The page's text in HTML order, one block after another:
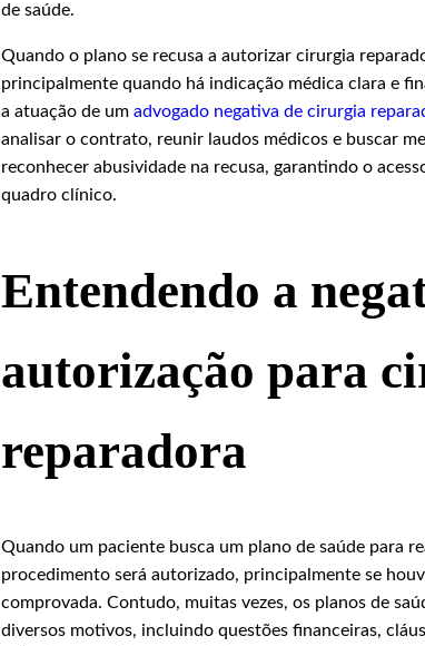
de saúde.
Quando o plano se recusa a autorizar cirurgia
principalmente quando há indicação médica clara e
a atuação de umadvogado negativa de cirurgia
analisar o contrato, reunir laudos médicos e buscar
reconhecer abusividade na recusa, garantindo o
quadro clínico.
Entendendo a
autorização para
reparadora
Quando um paciente busca um plano de saúde para
procedimento será autorizado, principalmente se
comprovada. Contudo, muitas vezes, os planos de
diversos motivos, incluindo questões financeiras,